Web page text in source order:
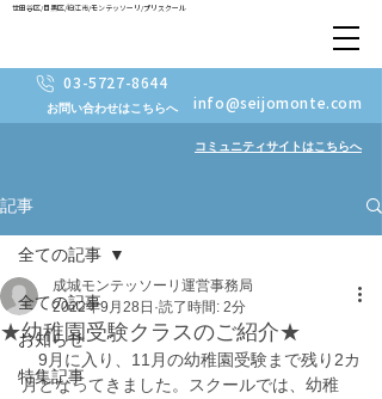
お問い合わせはこちらへ
03-5727-8644
info@seijomonte.com
コミュニティサイトはこちらへ
世田谷区/目黒区/狛江市/モンテッソーリ/プリスクール
記事
全ての記事
お知らせ
特集記事
全ての記事
★幼稚園受験クラスのご紹介★
成城モンテッソーリ運営事務局
2022年9月28日 読了時間: 2分
9月に入り、11月の幼稚園受験まで残り2カ
月となってきました。スクールでは、幼稚